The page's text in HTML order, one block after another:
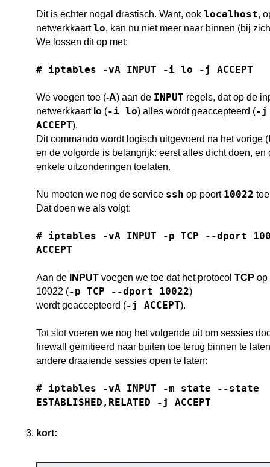
Dit is echter nogal drastisch. Want, ook localhost,
netwerkkaartlo, kan nu niet meer naar binnen (bij
We lossen dit op met:
# iptables -vA INPUT -i lo -j ACCEPT
We voegen toe (-A) aan de INPUT regels, dat op de
netwerkkaart lo (-i lo) alles wordt geaccepteerd (-j
ACCEPT).
Dit commando wordt logisch uitgevoerd na het vorige (
en de volgorde is belangrijk: eerst alles dicht doen, en
enkele uitzonderingen toelaten.
Nu moeten we nog de service ssh op poort 10022
Dat doen we als volgt:
# iptables -vA INPUT -p TCP --dport
ACCEPT
Aan de INPUT voegen we toe dat het protocol TCP op
10022 (-p TCP --dport 10022)
wordt geaccepteerd (-j ACCEPT).
Tot slot voeren we nog het volgende uit om sessies
firewall geinitieerd naar buiten toe terug binnen te
andere draaiende sessies open te laten:
# iptables -vA INPUT -m state --state
ESTABLISHED,RELATED -j ACCEPT
kort: